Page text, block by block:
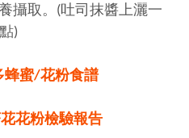
攝取。(吐司抹醬上灑一
點)
蜂蜜/花粉食譜
花粉檢驗報告